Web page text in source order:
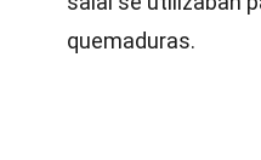
quemaduras.